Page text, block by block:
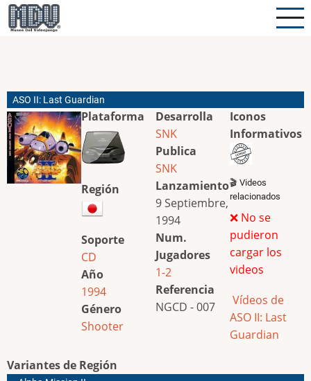
Pasar
al
ASO II: Last Guardian
Plataforma
Región
Soporte
CD
Año
1994
Género
Shooter
Desarrolla
SNK
Publica
SNK
Lanzamiento
9 Septiembre,
1994
Num.
Jugadores
1-2
Referencia
NGCD - 007
Iconos
Informativos
🎬 Videos
relacionados
❌ No se
pudieron
cargar los
videos
Vídeos de
ASO II: Last
Guardian
Variantes de Región